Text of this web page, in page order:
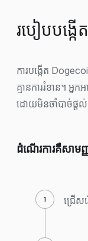
របៀបបង្ក
ការបង្កើត
គ្មានការរំខាន។ អ្
ដោយមិនចាំបាច់ផ្ត
ដំណើរការគឺសាមញ្
ជ្រើស